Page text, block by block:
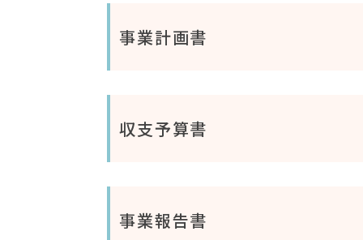
事業計画書
収支予算書
事業報告書